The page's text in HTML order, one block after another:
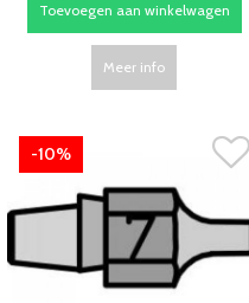
Toevoegen aan winkelwagen
Meer info
-10%